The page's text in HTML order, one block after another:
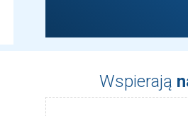
Wspierają